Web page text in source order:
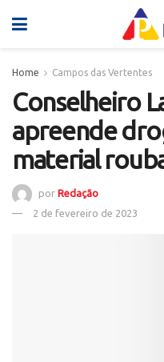
Home Campos das Vertentes
Conselheiro
apreende
material
por Redação
2 de fevereiro de 2023